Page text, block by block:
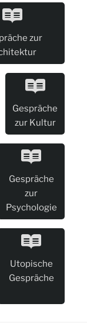
zur
Gespräche
zur Kultur
Gespräche
zur
Psychologie
Utopische
Gespräche